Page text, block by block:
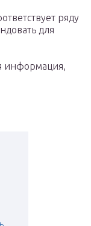
ряду
для
информация,